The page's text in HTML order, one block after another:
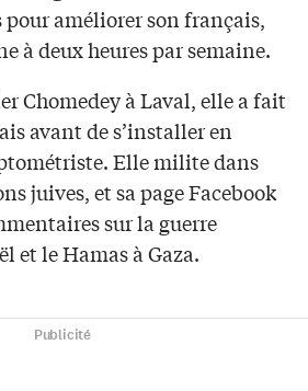
améliorer son français,
à deux heures par semaine.
Chomedey à Laval, elle a fait
avant de s’installer en
Elle milite dans
juives, et sa page Facebook
sur la guerre
et le Hamas à Gaza.
Publicité